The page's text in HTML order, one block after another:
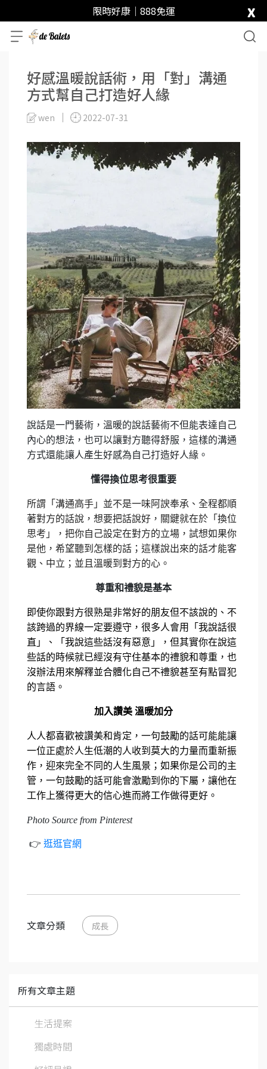
限時好康｜888免運 x
好感溫暖說話術，用「對」溝通
方式幫自己打造好人緣
wen 2022-07-31
說話是一門藝術，溫暖的說話藝術不但能表達自己
內心的想法，也可以讓對方聽得舒服，這樣的溝通
方式還能讓人產生好感為自己打造好人緣。
懂得換位思考很重要
所謂「溝通高手」並不是一味阿諛奉承、全程都順
著對方的話說，想要把話說好，關鍵就在於「換位
思考」，把你自己設定在對方的立場，試想如果你
是他，希望聽到怎樣的話；這樣說出來的話才能客
觀、中立；並且溫暖到對方的心。
尊重和禮貌是基本
即使你跟對方很熟是非常好的朋友但不該說的、不
該跨過的界線一定要遵守，很多人會用「我說話很
直」、「我說這些話沒有惡意」，但其實你在說這
些話的時候就已經沒有守住基本的禮貌和尊重，也
沒辦法用來解釋並合體化自己不禮貌甚至有點冒犯
的言語。
加入讚美 溫暖加分
人人都喜歡被讚美和肯定，一句鼓勵的話可能能讓
一位正處於人生低潮的人收到莫大的力量而重新振
作，迎來完全不同的人生風景；如果你是公司的主
管，一句鼓勵的話可能會激勵到你的下屬，讓他在
工作上獲得更大的信心進而將工作做得更好。
Photo Source from Pinterest
👉 逛逛官網
文章分類 成長
所有文章主題
生活提案
獨處時間